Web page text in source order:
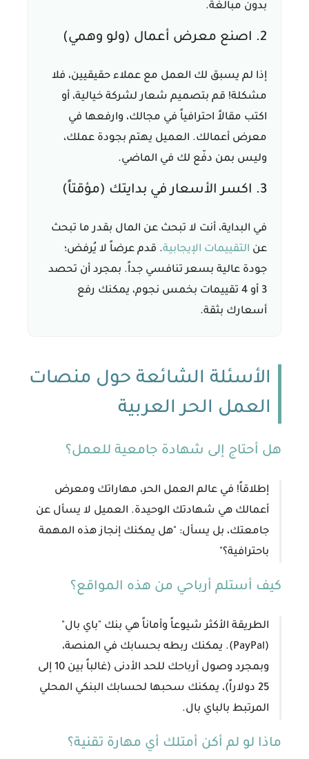
بدون مبالغة.
2. اصنع معرض أعمال (ولو وهمي)
إذا لم يسبق لك العمل مع عملاء حقيقيين، فلا
مشكلة! قم بتصميم شعار لشركة خيالية، أو
اكتب مقالاً احترافياً في مجالك، وارفعها في
معرض أعمالك. العميل يهتم بجودة عملك،
وليس بمن دفّع لك في الماضي.
3. اكسر الأسعار في بدايتك (مؤقتاً)
في البداية، أنت لا تبحث عن المال بقدر ما تبحث
عن التقييمات الإيجابية. قدم عرضاً لا يُرفض؛
جودة عالية بسعر تنافسي جداً. بمجرد أن تحصد
3 أو 4 تقييمات بخمس نجوم، يمكنك رفع
أسعارك بثقة.
الأسئلة الشائعة حول منصات
العمل الحر العربية
هل أحتاج إلى شهادة جامعية للعمل؟
إطلاقاً! في عالم العمل الحر، مهاراتك ومعرض
أعمالك هي شهادتك الوحيدة. العميل لا يسأل عن
جامعتك، بل يسأل: "هل يمكنك إنجاز هذه المهمة
باحترافية؟"
كيف أستلم أرباحي من هذه المواقع؟
الطريقة الأكثر شيوعاً وأماناً هي بنك "باي بال"
(PayPal). يمكنك ربطه بحسابك في المنصة،
وبمجرد وصول أرباحك للحد الأدنى (غالباً بين 10 إلى
25 دولاراً)، يمكنك سحبها لحسابك البنكي المحلي
المرتبط بالباي بال.
ماذا لو لم أكن أمتلك أي مهارة تقنية؟